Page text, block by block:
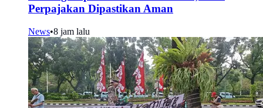
Perpajakan Dipastikan Aman
News•8 jam lalu